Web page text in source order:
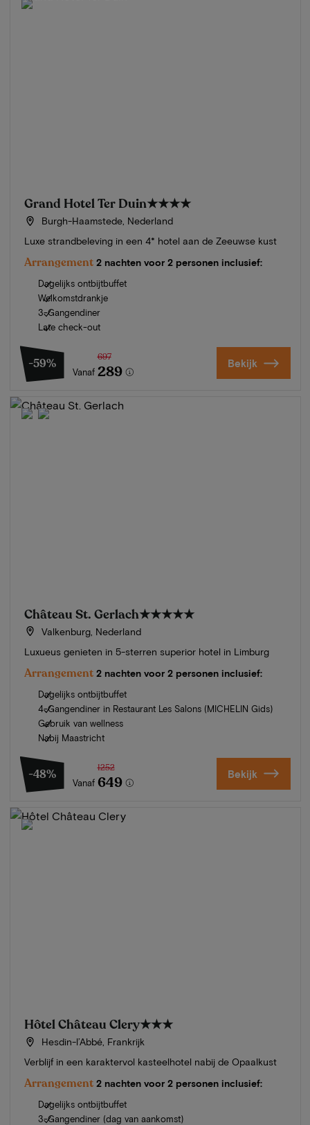
Grand Hotel Ter Duin★★★★
Burgh-Haamstede, Nederland
Luxe strandbeleving in een 4* hotel aan de Zeeuwse kust
Arrangement 2 nachten voor 2 personen inclusief:
Dagelijks ontbijtbuffet
Welkomstdrankje
3-Gangendiner
Late check-out
-59%
Vanaf
697
289 Bekijk
Château St. Gerlach★★★★★
Valkenburg, Nederland
Luxueus genieten in 5-sterren superior hotel in Limburg
Arrangement 2 nachten voor 2 personen inclusief:
Dagelijks ontbijtbuffet
4-Gangendiner in Restaurant Les Salons (MICHELIN Gids)
Gebruik van wellness
Nabij Maastricht
-48%
Vanaf
1252
649 Bekijk
Hôtel Château Clery★★★
Hesdin-l’Abbé, Frankrijk
Verblijf in een karaktervol kasteelhotel nabij de Opaalkust
Arrangement 2 nachten voor 2 personen inclusief:
Dagelijks ontbijtbuffet
3-Gangendiner (dag van aankomst)